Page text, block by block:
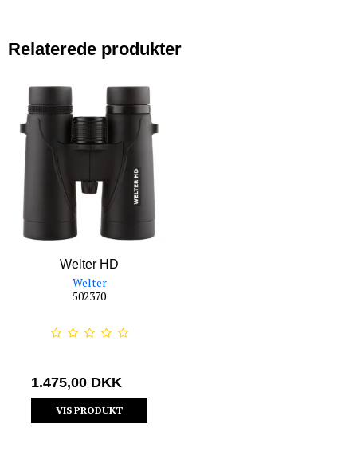
Relaterede produkter
Welter HD
Welter
502370
1.475,00 DKK
VIS PRODUKT